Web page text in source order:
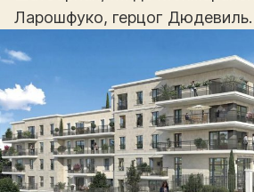
Ларошфуко, герцог Дюдевиль.